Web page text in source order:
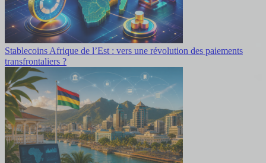
Stablecoins Afrique de l’Est : vers une révolution des paiements
transfrontaliers ?